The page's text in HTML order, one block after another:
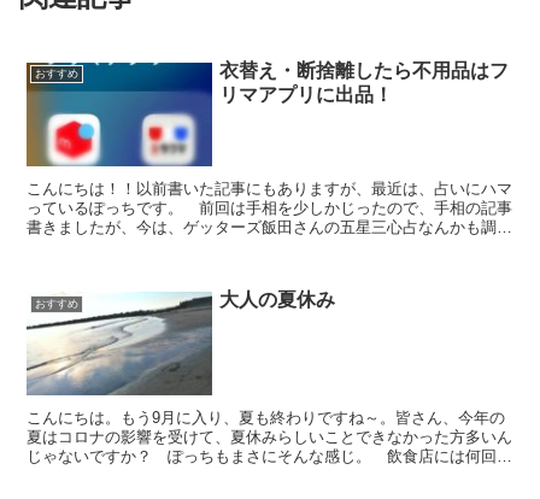
おすすめ
衣替え・断捨離したら不用品はフ
リマアプリに出品！
こんにちは！！以前書いた記事にもありますが、最近は、占いにハマ
っているぽっちです。 前回は手相を少しかじったので、手相の記事
書きましたが、今は、ゲッターズ飯田さんの五星三心占なんかも調べ
おすすめ 大人の夏休み
こんにちは。もう9月に入り、夏も終わりですね～。皆さん、今年の
夏はコロナの影響を受けて、夏休みらしいことできなかった方多いん
じゃないですか？ ぽっちもまさにそんな感じ。 飲食店には何回か